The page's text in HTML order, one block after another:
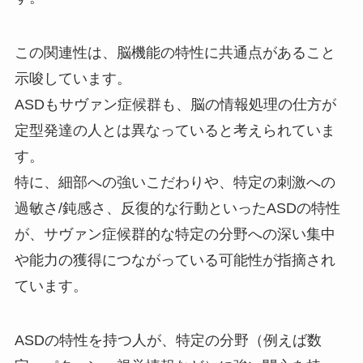
この関連性は、脳機能の特性に共通点があること
示唆しています。
ASDもサヴァン症候群も、脳の情報処理の仕方が
定型発達の人とは異なっていると考えられていま
す。
特に、細部への強いこだわりや、特定の刺激への
過敏さ/鈍感さ、反復的な行動といったASDの特性
が、サヴァン症候群的な特定の分野への深い集中
や能力の獲得につながっている可能性が指摘され
ています。
ASDの特性を持つ人が、特定の分野（例えば数